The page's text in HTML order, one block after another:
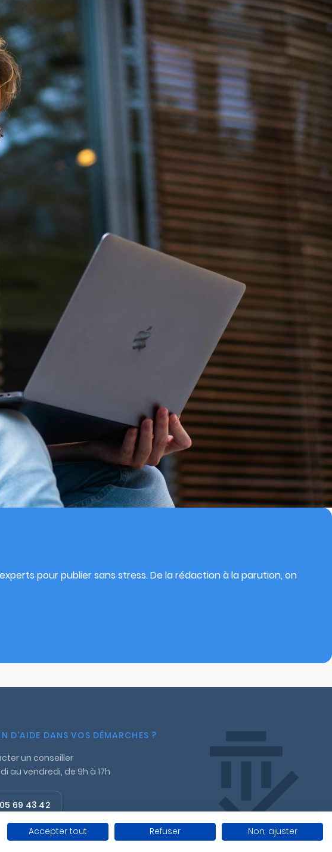
pour publier sans stress. De la rédaction à la parution, on
D'AIDE DANS VOS DÉMARCHES ?
un conseiller
au vendredi, de 9h à 17h
69 43 42
Accepter tout Refuser Non, ajuster